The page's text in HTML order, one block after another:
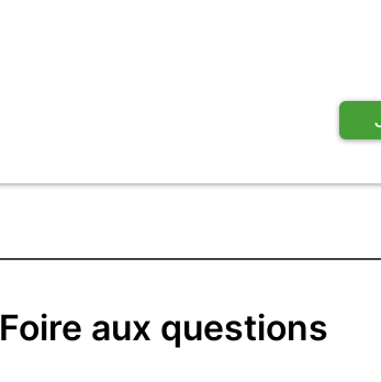
Foire aux questions